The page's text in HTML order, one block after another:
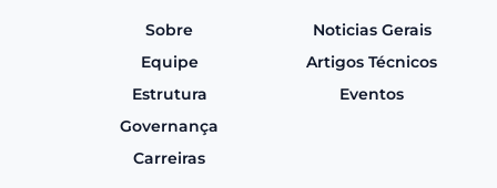
Sobre
Equipe
Estrutura
Governança
Carreiras
Noticias Gerais
Artigos Técnicos
Eventos